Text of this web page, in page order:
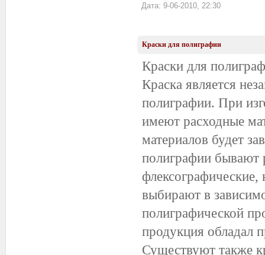
Дата: 9-06-2010, 22:30
Краски для полиграфии
Краски для
Краска является
полиграфии. При
имеют расходные
материалов будет
полиграфии бывают
флексографические,
выбирают в
полиграфической
продукция обладал
Существуют также